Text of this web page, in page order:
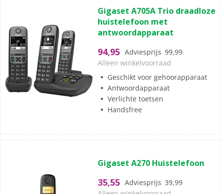
van
de
5
Gigaset A705A Trio draadloze
huistelefoon met
antwoordapparaat
94,95 Adviesprijs 99,99
Alleen winkelvoorraad
Geschikt voor gehoorapparaat
Antwoordapparaat
Verlichte toetsen
Handsfree
van
5
Gigaset A270 Huistelefoon
35,55 Adviesprijs 39,99